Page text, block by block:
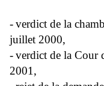
-verdict de la
juillet 2000,
-verdict de la Cour
2001,